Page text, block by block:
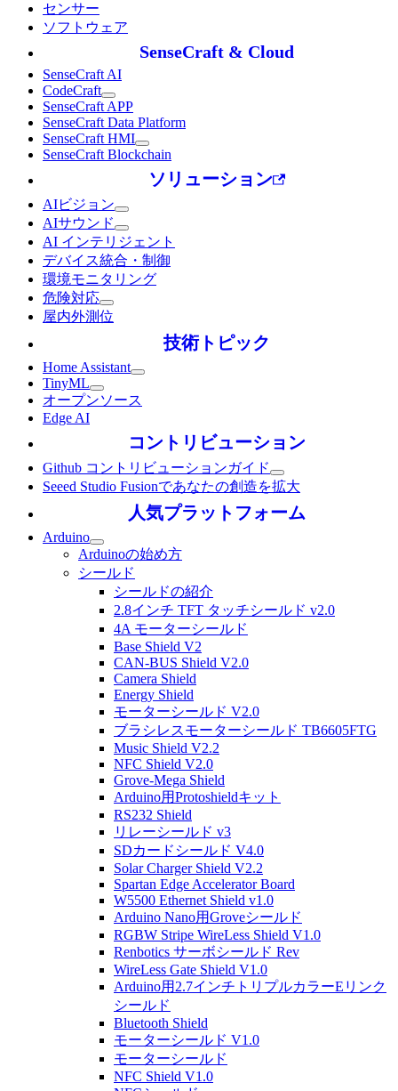
センサー
ソフトウェア
SenseCraft & Cloud
SenseCraft AI
CodeCraft
SenseCraft APP
SenseCraft Data Platform
SenseCraft HMI
SenseCraft Blockchain
ソリューション
AIビジョン
AIサウンド
AI インテリジェント
デバイス統合・制御
環境モニタリング
危険対応
屋内外測位
技術トピック
Home Assistant
TinyML
オープンソース
Edge AI
コントリビューション
Github コントリビューションガイド
Seeed Studio Fusionであなたの創造を拡大
人気プラットフォーム
Arduino
Arduinoの始め方
シールド
シールドの紹介
2.8インチ TFT タッチシールド v2.0
4A モーターシールド
Base Shield V2
CAN-BUS Shield V2.0
Camera Shield
Energy Shield
モーターシールド V2.0
ブラシレスモーターシールド TB6605FTG
Music Shield V2.2
NFC Shield V2.0
Grove-Mega Shield
Arduino用Protoshieldキット
RS232 Shield
リレーシールド v3
SDカードシールド V4.0
Solar Charger Shield V2.2
Spartan Edge Accelerator Board
W5500 Ethernet Shield v1.0
Arduino Nano用Groveシールド
RGBW Stripe WireLess Shield V1.0
Renbotics サーボシールド Rev
WireLess Gate Shield V1.0
Arduino用2.7インチトリプルカラーEリンク
シールド
Bluetooth Shield
モーターシールド V1.0
モーターシールド
NFC Shield V1.0